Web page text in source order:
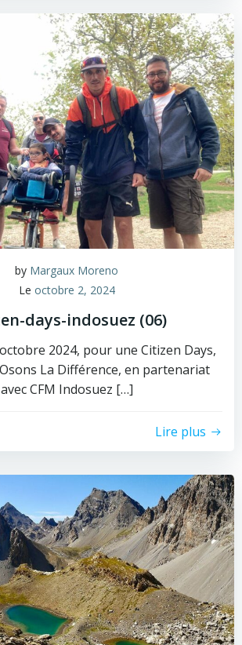
by Margaux Moreno
Le octobre 2, 2024
days-indosuez (06)
2024, pour une Citizen Days,
La Différence, en partenariat
avec CFM Indosuez […]
Lire plus